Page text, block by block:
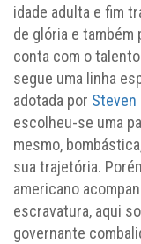
idade adulta e fim
de glória e
conta com o
segue uma linha
adotada por Steven
escolheu-se uma
mesmo,
sua trajetória.
americano
escravatura, aqui
governante